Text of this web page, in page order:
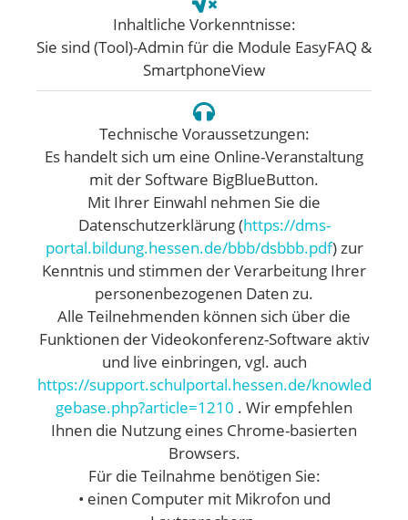
Inhaltliche Vorkenntnisse:
Sie sind (Tool)-Admin für die Module EasyFAQ &
SmartphoneView
Technische Voraussetzungen:
Es handelt sich um eine Online-Veranstaltung
mit der Software BigBlueButton.
Mit Ihrer Einwahl nehmen Sie die
Datenschutzerklärung (https://dms-
portal.bildung.hessen.de/bbb/dsbbb.pdf) zur
Kenntnis und stimmen der Verarbeitung Ihrer
personenbezogenen Daten zu.
Alle Teilnehmenden können sich über die
Funktionen der Videokonferenz-Software aktiv
und live einbringen, vgl. auch
https://support.schulportal.hessen.de/knowled
gebase.php?article=1210 . Wir empfehlen
Ihnen die Nutzung eines Chrome-basierten
Browsers.
Für die Teilnahme benötigen Sie:
• einen Computer mit Mikrofon und